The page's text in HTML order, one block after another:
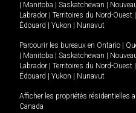
Manitoba Saskatchewan
Labrador
Territoires du Nord-Ouest
Édouard
Yukon Nunavut
Parcourir les bureaux en Ontario
Manitoba Saskatchewan
Labrador
Territoires du Nord-Ouest
Édouard
Yukon Nunavut
Afficher les propriétés résidentielles
Canada